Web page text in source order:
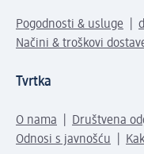
Pogodnosti & usluge
Načini & troškovi
Tvrtka
O nama Društvena
Odnosi s javnošću